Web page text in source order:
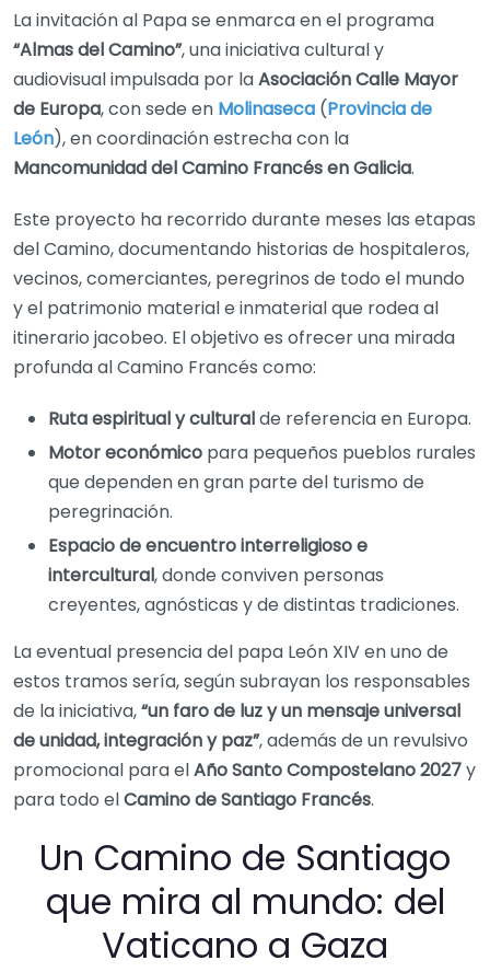
La invitación al Papa se enmarca en el programa
“Almas del Camino”, una iniciativa cultural y
audiovisual impulsada por laAsociación Calle Mayor
de Europa, con sede en Molinaseca (Provincia de
León), en coordinación estrecha con la
Mancomunidad del Camino Francés en Galicia.
Este proyecto ha recorrido durante meses las etapas
del Camino, documentando historias de hospitaleros,
vecinos, comerciantes, peregrinos de todo el mundo
y el patrimonio material e inmaterial que rodea al
itinerario jacobeo. El objetivo es ofrecer una mirada
profunda al Camino Francés como:
Ruta espiritual y culturalde referencia en Europa.
Motor económico para pequeños pueblos rurales
que dependen en gran parte del turismo de
peregrinación.
Espacio de encuentro interreligioso e
intercultural, donde conviven personas
creyentes, agnósticas y de distintas tradiciones.
La eventual presencia del papa León XIV en uno de
estos tramos sería, según subrayan los responsables
de la iniciativa,“un faro de luz y un mensaje universal
de unidad, integración y paz”, además de un revulsivo
promocional para elAño Santo Compostelano 2027y
para todo elCamino de Santiago Francés.
Un Camino de Santiago
que mira al mundo: del
Vaticano a Gaza